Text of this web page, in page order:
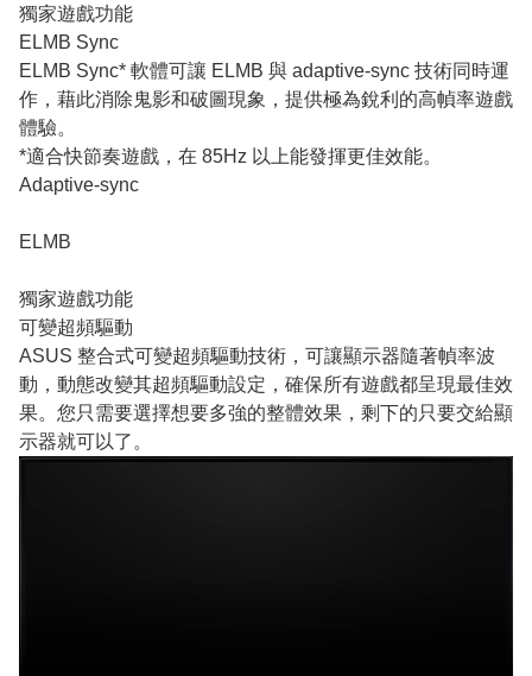
獨家遊戲功能
ELMB Sync
ELMB Sync* 軟體可讓 ELMB 與 adaptive-sync 技術同時運
作，藉此消除鬼影和破圖現象，提供極為銳利的高幀率遊戲
體驗。
*適合快節奏遊戲，在 85Hz 以上能發揮更佳效能。
Adaptive-sync
ELMB
獨家遊戲功能
可變超頻驅動
ASUS 整合式可變超頻驅動技術，可讓顯示器隨著幀率波
動，動態改變其超頻驅動設定，確保所有遊戲都呈現最佳效
果。您只需要選擇想要多強的整體效果，剩下的只要交給顯
示器就可以了。